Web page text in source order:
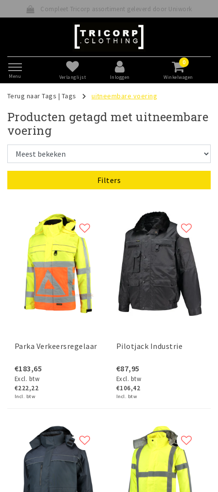
Compleet Tricorp assortiment geleverd door Uniwork
Menu Verlanglijst Inloggen
0
Winkelwagen
Terug naar Tags | Tags uitneembare voering
Producten getagd met uitneembare
voering
Filters
Parka Verkeersregelaar
€183,65
Excl. btw
€222,22
Incl. btw
Pilotjack Industrie
€87,95
Excl. btw
€106,42
Incl. btw